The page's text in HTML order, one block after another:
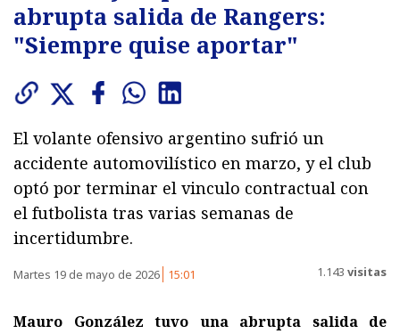
abrupta salida de Rangers:
"Siempre quise aportar"
El volante ofensivo argentino sufrió un
accidente automovilístico en marzo, y el club
optó por terminar el vinculo contractual con
el futbolista tras varias semanas de
incertidumbre.
Martes 19 de mayo de 2026 15:01 1.143 visitas
Mauro González tuvo una abrupta salida de